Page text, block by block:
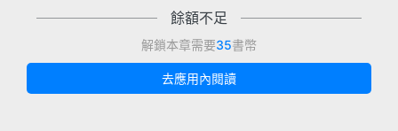
餘額不足
解鎖本章需要35書幣
去應用內閱讀